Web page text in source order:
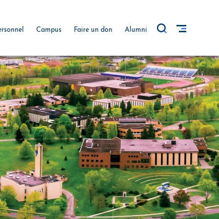
Campus Faire un don Alumni